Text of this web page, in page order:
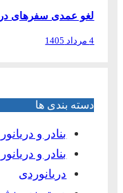
لغو عمدی سفرهای
4 مرداد 1405
دسته بندی ها
بنادر و
بنادر و
دریانوردی